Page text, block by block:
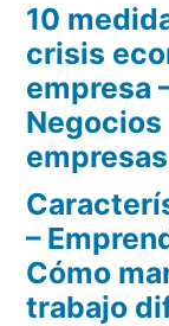
10
crisis
empresa
Negocios
–
Cómo
trabajo